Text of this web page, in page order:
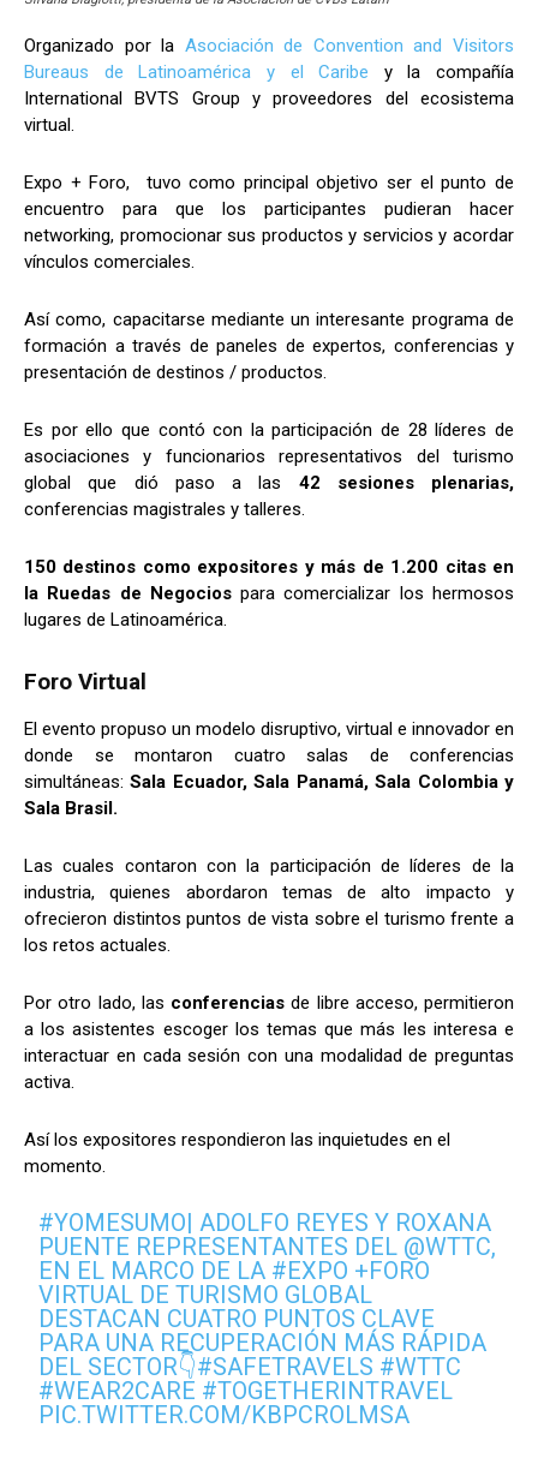
Organizado por la Asociación de Convention and Visitors
Bureaus de Latinoamérica y el Caribe y la compañía
International BVTS Group y proveedores del ecosistema
virtual.
Expo + Foro, tuvo como principal objetivo ser el punto de
encuentro para que los participantes pudieran hacer
networking, promocionar sus productos y servicios y acordar
vínculos comerciales.
Así como, capacitarse mediante un interesante programa de
formación a través de paneles de expertos, conferencias y
presentación de destinos / productos.
Es por ello que contó con la participación de 28 líderes de
asociaciones y funcionarios representativos del turismo
global que dió paso a las 42 sesiones plenarias,
conferencias magistrales y talleres.
150 destinos como expositores y más de 1.200 citas en
la Ruedas de Negociospara comercializar los hermosos
lugares de Latinoamérica.
Foro Virtual
El evento propuso un modelo disruptivo, virtual e innovador en
donde se montaron cuatro salas de conferencias
simultáneas:Sala Ecuador, Sala Panamá, Sala Colombia y
Sala Brasil.
Las cuales contaron con la participación de líderes de la
industria, quienes abordaron temas de alto impacto y
ofrecieron distintos puntos de vista sobre el turismo frente a
los retos actuales.
Por otro lado, las conferencias de libre acceso, permitieron
a los asistentes escoger los temas que más les interesa e
interactuar en cada sesión con una modalidad de preguntas
activa.
Así los expositores respondieron las inquietudes en el
momento.
#YOMESUMO | ADOLFO REYES Y ROXANA
PUENTE REPRESENTANTES DEL @WTTC,
EN EL MARCO DE LA #EXPO +FORO
VIRTUAL DE TURISMO GLOBAL
DESTACAN CUATRO PUNTOS CLAVE
PARA UNA RECUPERACIÓN MÁS RÁPIDA
DEL SECTOR👇#SAFETRAVELS #WTTC
#WEAR2CARE #TOGETHERINTRAVEL
PIC.TWITTER.COM/KBPCROLMSA